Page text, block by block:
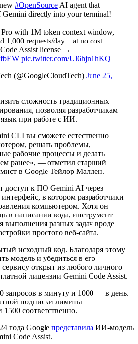
#OpenSource AI agent that
Gemini directly into your terminal!
Pro with 1M token context window,
1,000 requests/day—at no cost
Assist license →
pic.twitter.com/Ul6hjn1hKQ
(@GoogleCloudTech) June 25,
сложность традиционных
позволяя разработчикам
при работе с ИИ.
CLI вы сможете естественно
решать проблемы,
рабочие процессы и делать
ранее», — отметил старший
в Google Тейлор Маллен.
доступ к ПО Gemini AI через
в котором разработчики
компьютером. Хотя он
в написании кода, инструмент
выполнения разных задач вроде
простого веб-сайта.
исходный код. Благодаря этому
модель и убедиться в его
сервису открыт из любого личного
лицензии Gemini Code Assist.
запросов в минуту и 1000 — в день.
подписки лимиты
соответственно.
года Google представила ИИ-модель
Code Assist.